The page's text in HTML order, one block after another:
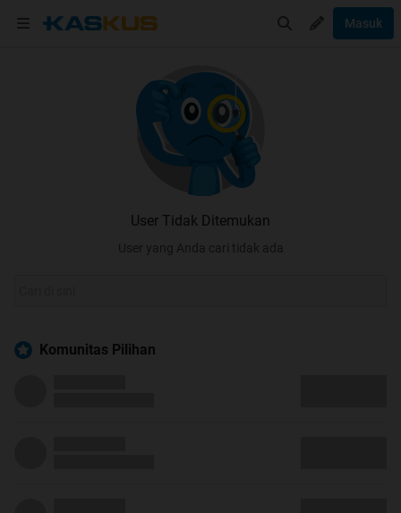
Masuk
User Tidak Ditemukan
User yang Anda cari tidak ada
Komunitas Pilihan